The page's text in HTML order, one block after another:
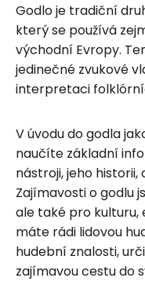
Godlo je tradiční
který se používá
východní Evropy.
jedinečné zvukové
interpretaci
V úvodu do godla
naučíte základní
nástroji, jeho
Zajímavosti o godlu
ale také pro kulturu,
máte rádi lidovou
hudební znalosti,
zajímavou cestu do